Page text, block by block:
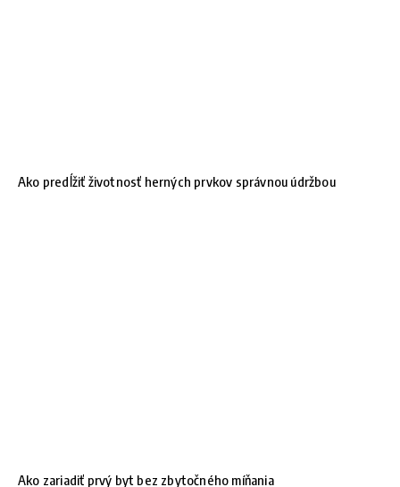
Ako predĺžiť životnosť herných prvkov správnou údržbou
Ako zariadiť prvý byt bez zbytočného míňania